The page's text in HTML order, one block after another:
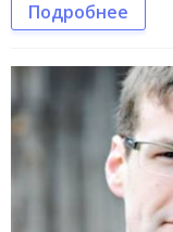
Подробнее